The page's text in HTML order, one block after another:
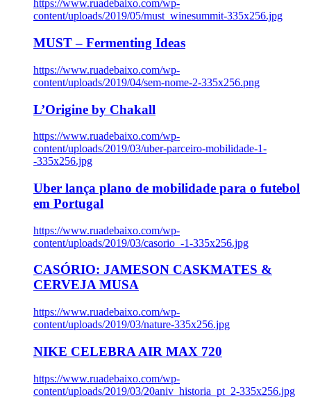
https://www.ruadebaixo.com/wp-
content/uploads/2019/05/must_winesummit-335x256.jpg
MUST – Fermenting Ideas
https://www.ruadebaixo.com/wp-
content/uploads/2019/04/sem-nome-2-335x256.png
L’Origine by Chakall
https://www.ruadebaixo.com/wp-
content/uploads/2019/03/uber-parceiro-mobilidade-1-
-335x256.jpg
Uber lança plano de mobilidade para o futebol
em Portugal
https://www.ruadebaixo.com/wp-
content/uploads/2019/03/casorio_-1-335x256.jpg
CASÓRIO: JAMESON CASKMATES &
CERVEJA MUSA
https://www.ruadebaixo.com/wp-
content/uploads/2019/03/nature-335x256.jpg
NIKE CELEBRA AIR MAX 720
https://www.ruadebaixo.com/wp-
content/uploads/2019/03/20aniv_historia_pt_2-335x256.jpg